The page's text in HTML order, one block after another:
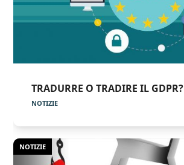
TRADURRE O TRADIRE IL GDPR?
NOTIZIE
NOTIZIE